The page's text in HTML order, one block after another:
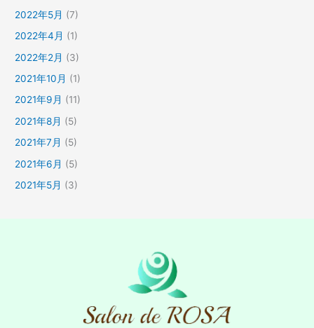
2022年5月 (7)
2022年4月 (1)
2022年2月 (3)
2021年10月 (1)
2021年9月 (11)
2021年8月 (5)
2021年7月 (5)
2021年6月 (5)
2021年5月 (3)